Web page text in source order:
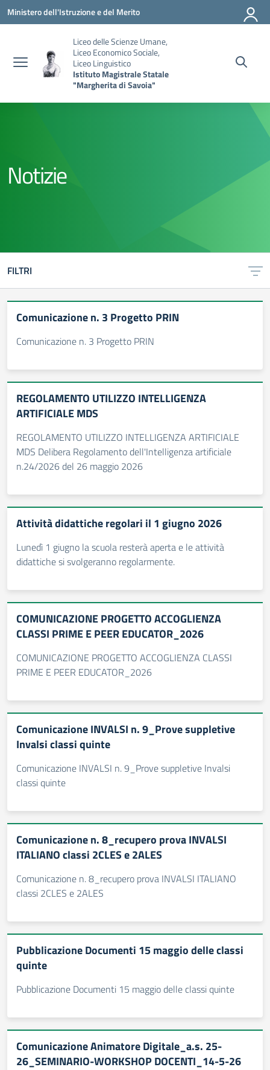
Vai ai contenuti
Vai al menu di navigazione
Vai al footer
Ministero dell'Istruzione e del Merito
Liceo delle Scienze Umane,
Liceo Economico Sociale,
Liceo Linguistico
Istituto Magistrale Statale
"Margherita di Savoia"
Notizie
FILTRI
Comunicazione n. 3 Progetto PRIN
Comunicazione n. 3 Progetto PRIN
REGOLAMENTO UTILIZZO INTELLIGENZA
ARTIFICIALE MDS
REGOLAMENTO UTILIZZO INTELLIGENZA ARTIFICIALE
MDS Delibera Regolamento dell'Intelligenza artificiale
n.24/2026 del 26 maggio 2026
Attività didattiche regolari il 1 giugno 2026
Lunedì 1 giugno la scuola resterà aperta e le attività
didattiche si svolgeranno regolarmente.
COMUNICAZIONE PROGETTO ACCOGLIENZA
CLASSI PRIME E PEER EDUCATOR_2026
COMUNICAZIONE PROGETTO ACCOGLIENZA CLASSI
PRIME E PEER EDUCATOR_2026
Comunicazione INVALSI n. 9_Prove suppletive
Invalsi classi quinte
Comunicazione INVALSI n. 9_Prove suppletive Invalsi
classi quinte
Comunicazione n. 8_recupero prova INVALSI
ITALIANO classi 2CLES e 2ALES
Comunicazione n. 8_recupero prova INVALSI ITALIANO
classi 2CLES e 2ALES
Pubblicazione Documenti 15 maggio delle classi
quinte
Pubblicazione Documenti 15 maggio delle classi quinte
Comunicazione Animatore Digitale_a.s. 25-
26_SEMINARIO-WORKSHOP DOCENTI_14-5-26